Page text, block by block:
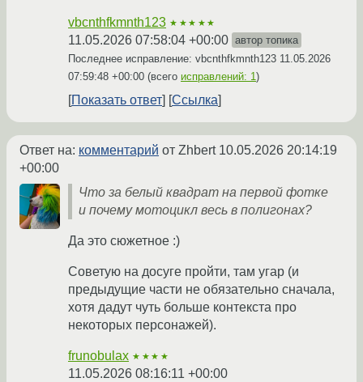
vbcnthfkmnth123 ★★★★★
11.05.2026 07:58:04 +00:00 автор топика
Последнее исправление: vbcnthfkmnth123 11.05.2026
07:59:48 +00:00 (всего исправлений: 1)
Показать ответ Ссылка
Ответ на: комментарий от Zhbert 10.05.2026 20:14:19
+00:00
Что за белый квадрат на первой фотке
и почему мотоцикл весь в полигонах?
Да это сюжетное :)
Советую на досуге пройти, там угар (и
предыдущие части не обязательно сначала,
хотя дадут чуть больше контекста про
некоторых персонажей).
frunobulax ★★★★
11.05.2026 08:16:11 +00:00